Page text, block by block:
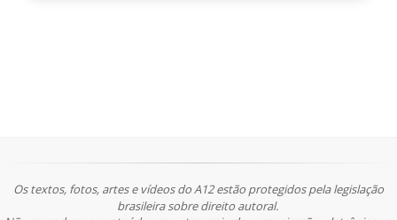
Os textos, fotos, artes e vídeos do A12 estão protegidos pela legislação
brasileira sobre direito autoral.